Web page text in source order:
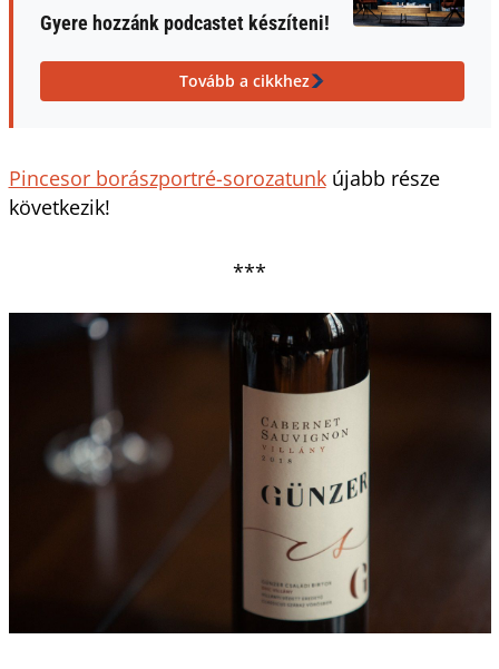
Gyere hozzánk podcastet készíteni!
Tovább a cikkhez
Pincesor borászportré-sorozatunkújabb része
következik!
***